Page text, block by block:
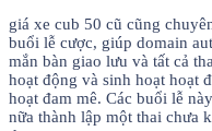
giá xe cub 50 cũ cũng
buổi lễ cược, giúp domain
mắn bàn giao lưu và tất cả
hoạt động và sinh hoạt hoạt
hoạt đam mê. Các buổi lễ
nữa thành lập một thai chưa